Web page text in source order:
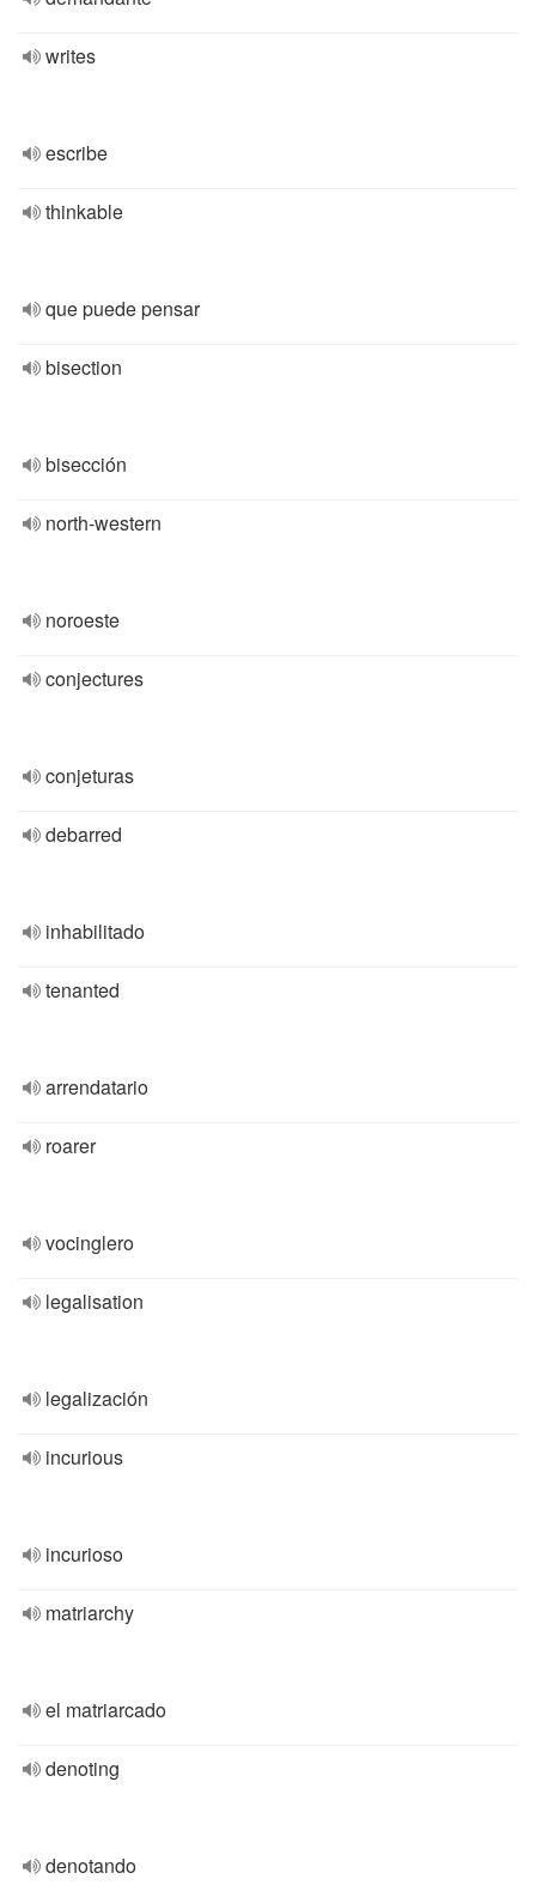
writes
escribe
thinkable
que puede pensar
bisection
bisección
north-western
noroeste
conjectures
conjeturas
debarred
inhabilitado
tenanted
arrendatario
roarer
vocinglero
legalisation
legalización
incurious
incurioso
matriarchy
el matriarcado
denoting
denotando